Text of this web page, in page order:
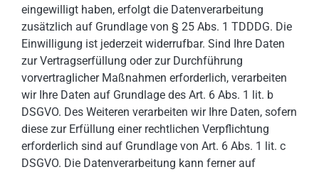
eingewilligt haben, erfolgt die Datenverarbeitung
zusätzlich auf Grundlage von § 25 Abs. 1 TDDDG. Die
Einwilligung ist jederzeit widerrufbar. Sind Ihre Daten
zur Vertragserfüllung oder zur Durchführung
vorvertraglicher Maßnahmen erforderlich, verarbeiten
wir Ihre Daten auf Grundlage des Art. 6 Abs. 1 lit. b
DSGVO. Des Weiteren verarbeiten wir Ihre Daten, sofern
diese zur Erfüllung einer rechtlichen Verpflichtung
erforderlich sind auf Grundlage von Art. 6 Abs. 1 lit. c
DSGVO. Die Datenverarbeitung kann ferner auf